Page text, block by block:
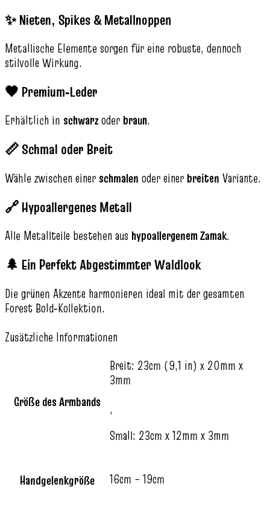
✨ Nieten, Spikes & Metallnoppen
Metallische Elemente sorgen für eine robuste, dennoch
stilvolle Wirkung.
🖤 Premium‑Leder
Erhältlich in schwarzoder braun.
📏 Schmal oder Breit
Wähle zwischen einer schmalen oder einer breiten Variante.
🔗 Hypoallergenes Metall
Alle Metallteile bestehen aus hypoallergenem Zamak.
🌲 Ein Perfekt Abgestimmter Waldlook
Die grünen Akzente harmonieren ideal mit der gesamten
Forest Bold‑Kollektion.
Zusätzliche Informationen
Größe des Armbands
Breit: 23cm (9,1 in) x 20mm x
3mm
,
Small: 23cm x 12mm x 3mm
Handgelenkgröße 16cm – 19cm